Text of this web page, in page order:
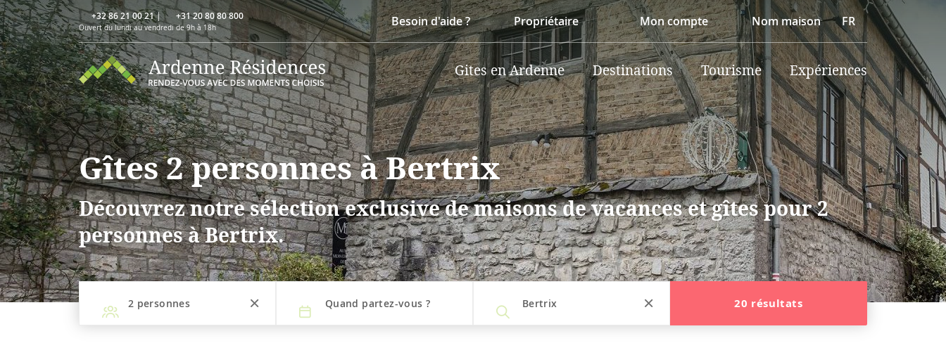
+32 86 21 00 21| +31 20 80 80 800
Ouvert du lundi au vendredi de 9h à 18h Besoin d'aide ? Propriétaire Mon compte Nom maison FR
Gites en Ardenne Destinations Tourisme Expériences
Gîtes 2 personnes à Bertrix
Découvrez notre sélection exclusive de maisons de vacances et gîtes pour 2
personnes à Bertrix.
2 personnes Quand partez-vous ? Bertrix 20 résultats